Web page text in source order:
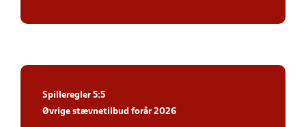
Spilleregler 5:5
Øvrige stævnetilbud forår 2026